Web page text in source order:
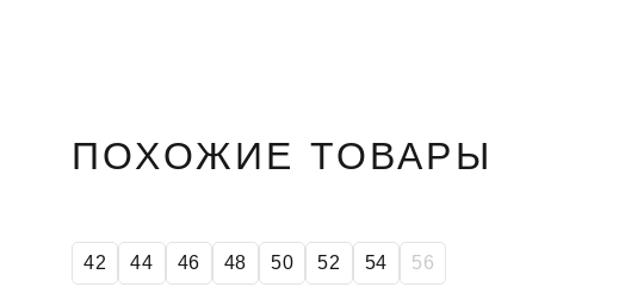
ПОХОЖИЕ ТОВАРЫ
42 44 46 48 50 52 54 56